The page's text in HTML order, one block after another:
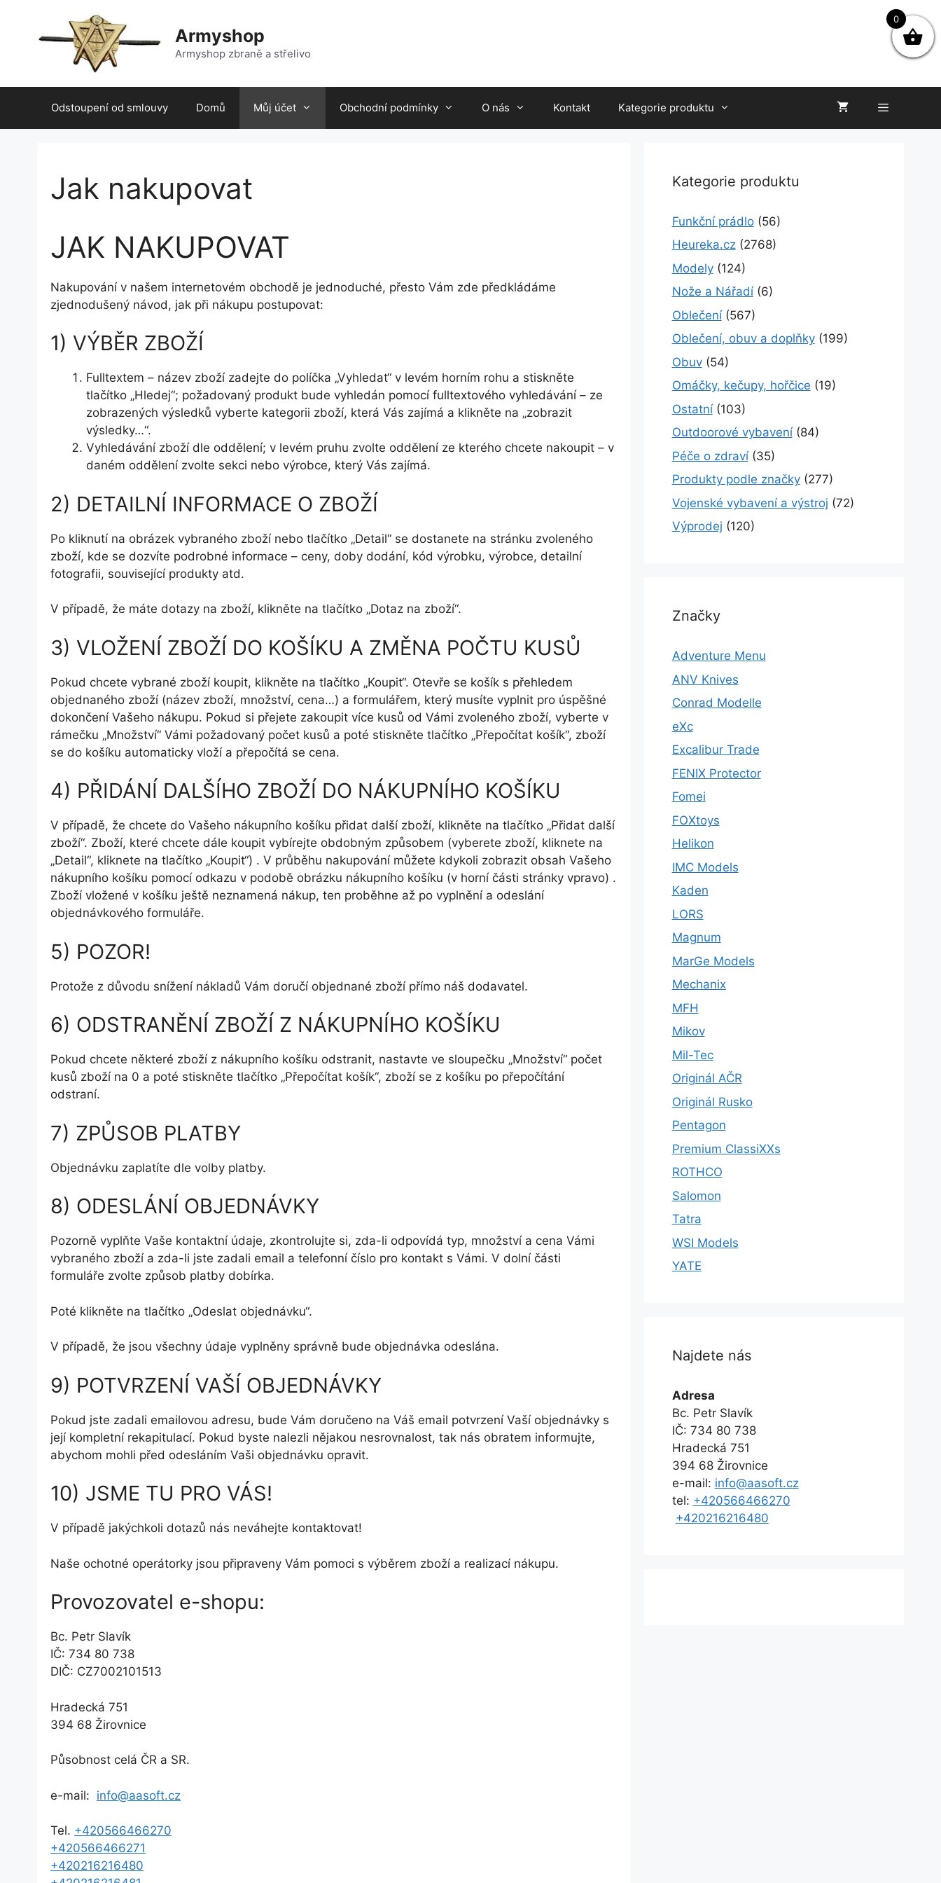
Armyshop
Armyshop zbraně a střelivo
Odstoupení od smlouvy Domů Můj účet Obchodní podmínky O nás Kontakt Kategorie produktu
Jak nakupovat
JAK NAKUPOVAT
Nakupování v našem internetovém obchodě je jednoduché, přesto Vám zde předkládáme
zjednodušený návod, jak při nákupu postupovat:
1) VÝBĚR ZBOŽÍ
Fulltextem – název zboží zadejte do políčka „Vyhledat“ v levém horním rohu a stiskněte
tlačítko „Hledej“; požadovaný produkt bude vyhledán pomocí fulltextového vyhledávání – ze
zobrazených výsledků vyberte kategorii zboží, která Vás zajímá a klikněte na „zobrazit
výsledky…“.
Vyhledávání zboží dle oddělení; v levém pruhu zvolte oddělení ze kterého chcete nakoupit – v
daném oddělení zvolte sekci nebo výrobce, který Vás zajímá.
2) DETAILNÍ INFORMACE O ZBOŽÍ
Po kliknutí na obrázek vybraného zboží nebo tlačítko „Detail“ se dostanete na stránku zvoleného
zboží, kde se dozvíte podrobné informace – ceny, doby dodání, kód výrobku, výrobce, detailní
fotografii, související produkty atd.
V případě, že máte dotazy na zboží, klikněte na tlačítko „Dotaz na zboží“.
3) VLOŽENÍ ZBOŽÍ DO KOŠÍKU A ZMĚNA POČTU KUSŮ
Pokud chcete vybrané zboží koupit, klikněte na tlačítko „Koupit“. Otevře se košík s přehledem
objednaného zboží (název zboží, množství, cena…) a formulářem, který musíte vyplnit pro úspěšné
dokončení Vašeho nákupu. Pokud si přejete zakoupit více kusů od Vámi zvoleného zboží, vyberte v
rámečku „Množství“ Vámi požadovaný počet kusů a poté stiskněte tlačítko „Přepočítat košík“, zboží
se do košíku automaticky vloží a přepočítá se cena.
4) PŘIDÁNÍ DALŠÍHO ZBOŽÍ DO NÁKUPNÍHO KOŠÍKU
V případě, že chcete do Vašeho nákupního košíku přidat další zboží, klikněte na tlačítko „Přidat další
zboží“. Zboží, které chcete dále koupit vybírejte obdobným způsobem (vyberete zboží, kliknete na
„Detail“, kliknete na tlačítko „Koupit“) . V průběhu nakupování můžete kdykoli zobrazit obsah Vašeho
nákupního košíku pomocí odkazu v podobě obrázku nákupního košíku (v horní části stránky vpravo) .
Zboží vložené v košíku ještě neznamená nákup, ten proběhne až po vyplnění a odeslání
objednávkového formuláře.
5) POZOR!
Protože z důvodu snížení nákladů Vám doručí objednané zboží přímo náš dodavatel.
6) ODSTRANĚNÍ ZBOŽÍ Z NÁKUPNÍHO KOŠÍKU
Pokud chcete některé zboží z nákupního košíku odstranit, nastavte ve sloupečku „Množství“ počet
kusů zboží na 0 a poté stiskněte tlačítko „Přepočítat košík“, zboží se z košíku po přepočítání
odstraní.
7) ZPŮSOB PLATBY
Objednávku zaplatíte dle volby platby.
8) ODESLÁNÍ OBJEDNÁVKY
Pozorně vyplňte Vaše kontaktní údaje, zkontrolujte si, zda-li odpovídá typ, množství a cena Vámi
vybraného zboží a zda-li jste zadali email a telefonní číslo pro kontakt s Vámi. V dolní části
formuláře zvolte způsob platby dobírka.
Poté klikněte na tlačítko „Odeslat objednávku“.
V případě, že jsou všechny údaje vyplněny správně bude objednávka odeslána.
9) POTVRZENÍ VAŠÍ OBJEDNÁVKY
Pokud jste zadali emailovou adresu, bude Vám doručeno na Váš email potvrzení Vaší objednávky s
její kompletní rekapitulací. Pokud byste nalezli nějakou nesrovnalost, tak nás obratem informujte,
abychom mohli před odesláním Vaši objednávku opravit.
10) JSME TU PRO VÁS!
V případě jakýchkoli dotazů nás neváhejte kontaktovat!
Naše ochotné operátorky jsou připraveny Vám pomoci s výběrem zboží a realizací nákupu.
Provozovatel e-shopu:
Bc. Petr Slavík
IČ: 734 80 738
DIČ: CZ7002101513
Hradecká 751
394 68 Žirovnice
Působnost celá ČR a SR.
e-mail: info@aasoft.cz
Tel. +420566466270
+420566466271
+420216216480
Kategorie produktu
Funkční prádlo (56)
Heureka.cz (2768)
Modely (124)
Nože a Nářadí (6)
Oblečení (567)
Oblečení, obuv a doplňky (199)
Obuv (54)
Omáčky, kečupy, hořčice (19)
Ostatní (103)
Outdoorové vybavení (84)
Péče o zdraví (35)
Produkty podle značky (277)
Vojenské vybavení a výstroj (72)
Výprodej (120)
Značky
Adventure Menu
ANV Knives
Conrad Modelle
eXc
Excalibur Trade
FENIX Protector
Fomei
FOXtoys
Helikon
IMC Models
Kaden
LORS
Magnum
MarGe Models
Mechanix
MFH
Mikov
Mil-Tec
Originál AČR
Originál Rusko
Pentagon
Premium ClassiXXs
ROTHCO
Salomon
Tatra
WSI Models
YATE
Najdete nás
Adresa
Bc. Petr Slavík
IČ: 734 80 738
Hradecká 751
394 68 Žirovnice
e-mail: info@aasoft.cz
tel: +420566466270
+420216216480
0